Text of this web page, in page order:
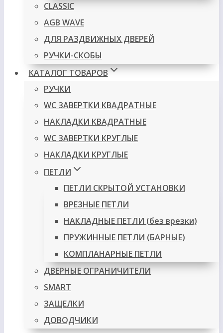
CLASSIC
AGB WAVE
ДЛЯ РАЗДВИЖНЫХ ДВЕРЕЙ
РУЧКИ-СКОБЫ
КАТАЛОГ ТОВАРОВ
РУЧКИ
WC ЗАВЕРТКИ КВАДРАТНЫЕ
НАКЛАДКИ КВАДРАТНЫЕ
WC ЗАВЕРТКИ КРУГЛЫЕ
НАКЛАДКИ КРУГЛЫЕ
ПЕТЛИ
ПЕТЛИ СКРЫТОЙ УСТАНОВКИ
ВРЕЗНЫЕ ПЕТЛИ
НАКЛАДНЫЕ ПЕТЛИ (без врезки)
ПРУЖИННЫЕ ПЕТЛИ (БАРНЫЕ)
КОМПЛАНАРНЫЕ ПЕТЛИ
ДВЕРНЫЕ ОГРАНИЧИТЕЛИ
SMART
ЗАЩЕЛКИ
ДОВОДЧИКИ